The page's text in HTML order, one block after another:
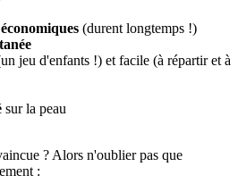
(durent longtemps !)
jeu d'enfants !) et facile (à répartir et à
sur la peau
? Alors n'oublier pas que
: